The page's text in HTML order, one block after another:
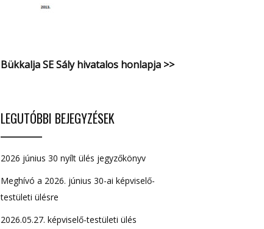
Bükkalja SE Sály hivatalos honlapja >>
LEGUTÓBBI BEJEGYZÉSEK
2026 június 30 nyílt ülés jegyzőkönyv
Meghívó a 2026. június 30-ai képviselő-
testületi ülésre
2026.05.27. képviselő-testületi ülés